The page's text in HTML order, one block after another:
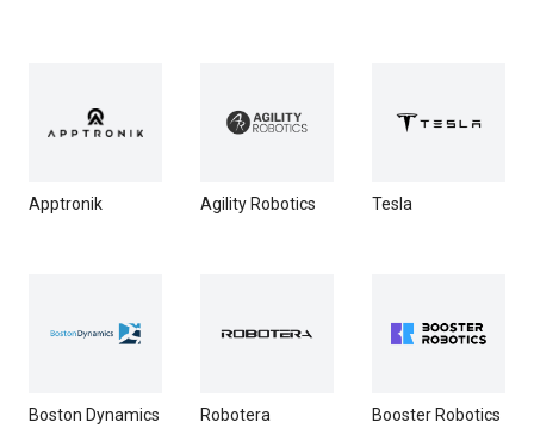
Apptronik Agility Robotics Tesla
Boston Dynamics Robotera Booster Robotics